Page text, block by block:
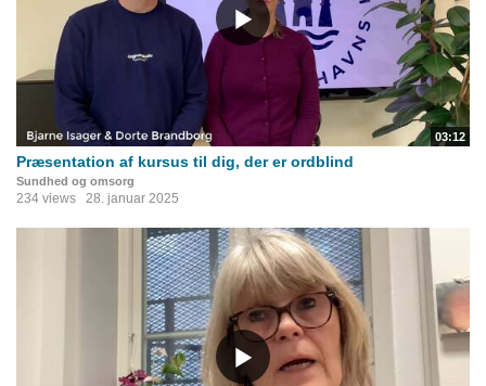
03:12
Præsentation af kursus til dig, der er ordblind
Sundhed og omsorg
234 views 28. januar 2025